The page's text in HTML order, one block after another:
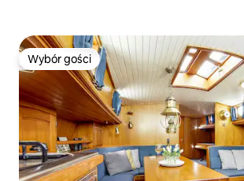
Wybór gości
Wybór gości